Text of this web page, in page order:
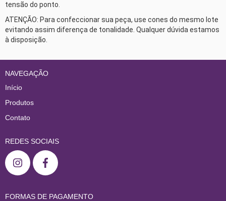
tensão do ponto.
ATENÇÃO: Para confeccionar sua peça, use cones do mesmo lote
evitando assim diferença de tonalidade. Qualquer dúvida estamos
à disposição.
NAVEGAÇÃO
Início
Produtos
Contato
REDES SOCIAIS
FORMAS DE PAGAMENTO